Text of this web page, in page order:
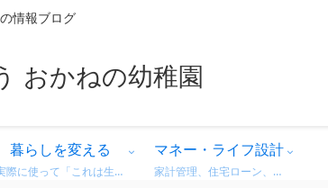
情報ブログ
おかねの幼稚園
暮らしを変える
実際に使って「これは生活が変わった！」と感じた商品・サービスのレビューをまとめています。 デロンギのコーヒーマシンやドラム式洗濯機など、日常がちょっと豊かになるリアルな使用感をお届け。 迷っている方の参考になればうれしいです。
マネー・ライフ設計
家計管理、住宅ローン、保険、ふるさと納税など、暮らしのお金にまつわる情報をわかりやすく解説。 無理せず・不安なく、将来に備えるためのヒントをまとめています。 どれも実体験をベースに、生活者目線で書いています。